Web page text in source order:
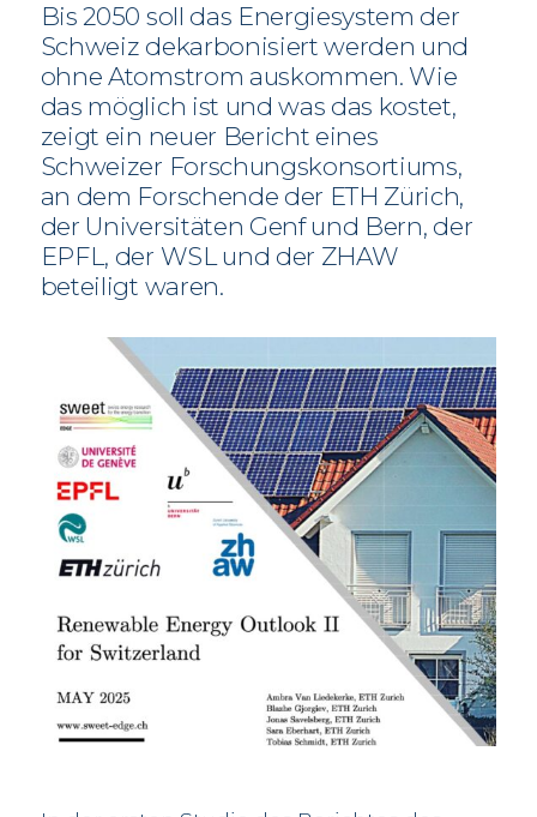
Bis 2050 soll das Energiesystem der
Schweiz dekarbonisiert werden und
ohne Atomstrom auskommen. Wie
das möglich ist und was das kostet,
zeigt ein neuer Bericht eines
Schweizer Forschungskonsortiums,
an dem Forschende der ETH Zürich,
der Universitäten Genf und Bern, der
EPFL, der WSL und der ZHAW
beteiligt waren.